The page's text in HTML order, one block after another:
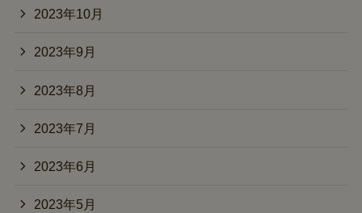
2023年10月
2023年9月
2023年8月
2023年7月
2023年6月
2023年5月